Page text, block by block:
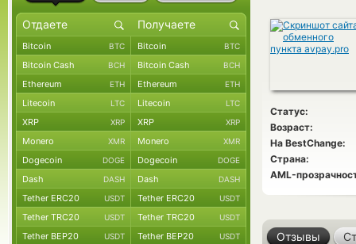
Статус:
Возраст:
На BestChange:
Страна:
AML-
Отзывы
Bitcoin BTC Bitcoin BTC
Bitcoin Cash BCH Bitcoin Cash BCH
Ethereum ETH Ethereum ETH
Litecoin LTC Litecoin LTC
XRP XRP XRP XRP
Monero XMR Monero XMR
Dogecoin DOGE Dogecoin DOGE
Dash DASH Dash DASH
Tether ERC20 USDT Tether ERC20 USDT
Tether TRC20 USDT Tether TRC20 USDT
Tether BEP20 USDT Tether BEP20 USDT